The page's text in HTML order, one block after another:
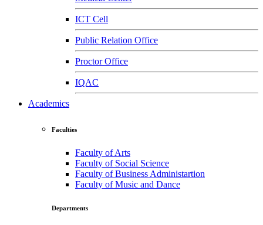
ICT Cell
Public Relation Office
Proctor Office
IQAC
Academics
Faculties
Faculty of Arts
Faculty of Social Science
Faculty of Business Administartion
Faculty of Music and Dance
Departments